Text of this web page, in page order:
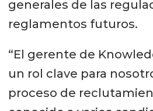
generales de las
reglamentos futuros.
“El gerente de
un rol clave para
proceso de